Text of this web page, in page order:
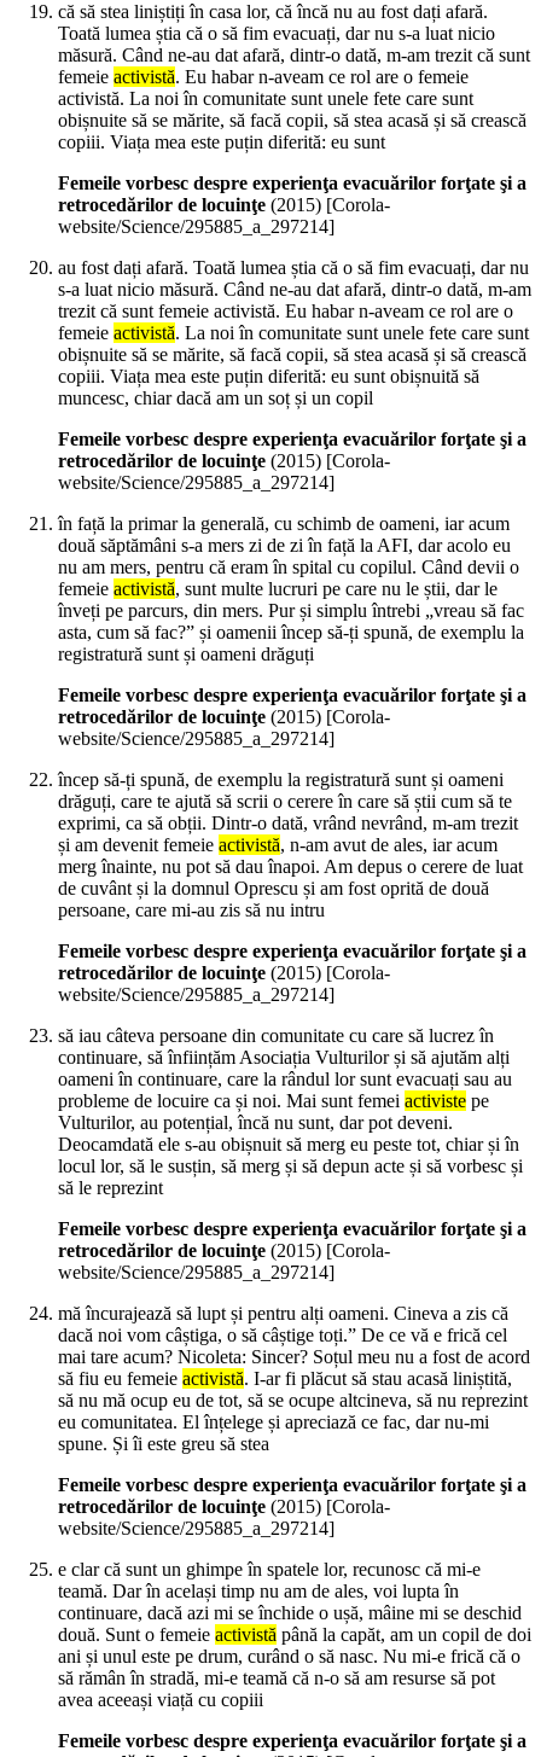
că să stea liniștiți în casa lor, că încă nu au fost dați afară.
Toată lumea știa că o să fim evacuați, dar nu s-a luat nicio
măsură. Când ne-au dat afară, dintr-o dată, m-am trezit că sunt
femeie activistă. Eu habar n-aveam ce rol are o femeie
activistă. La noi în comunitate sunt unele fete care sunt
obișnuite să se mărite, să facă copii, să stea acasă și să crească
copiii. Viața mea este puțin diferită: eu sunt
Femeile vorbesc despre experienţa evacuărilor forţate şi a
retrocedărilor de locuinţe (2015) [Corola-
website/Science/295885_a_297214]
au fost dați afară. Toată lumea știa că o să fim evacuați, dar nu
s-a luat nicio măsură. Când ne-au dat afară, dintr-o dată, m-am
trezit că sunt femeie activistă. Eu habar n-aveam ce rol are o
femeie activistă. La noi în comunitate sunt unele fete care sunt
obișnuite să se mărite, să facă copii, să stea acasă și să crească
copiii. Viața mea este puțin diferită: eu sunt obișnuită să
muncesc, chiar dacă am un soț și un copil
Femeile vorbesc despre experienţa evacuărilor forţate şi a
retrocedărilor de locuinţe (2015) [Corola-
website/Science/295885_a_297214]
în față la primar la generală, cu schimb de oameni, iar acum
două săptămâni s-a mers zi de zi în față la AFI, dar acolo eu
nu am mers, pentru că eram în spital cu copilul. Când devii o
femeie activistă, sunt multe lucruri pe care nu le știi, dar le
înveți pe parcurs, din mers. Pur și simplu întrebi „vreau să fac
asta, cum să fac?” și oamenii încep să-ți spună, de exemplu la
registratură sunt și oameni drăguți
Femeile vorbesc despre experienţa evacuărilor forţate şi a
retrocedărilor de locuinţe (2015) [Corola-
website/Science/295885_a_297214]
încep să-ți spună, de exemplu la registratură sunt și oameni
drăguți, care te ajută să scrii o cerere în care să știi cum să te
exprimi, ca să obții. Dintr-o dată, vrând nevrând, m-am trezit
și am devenit femeie activistă, n-am avut de ales, iar acum
merg înainte, nu pot să dau înapoi. Am depus o cerere de luat
de cuvânt și la domnul Oprescu și am fost oprită de două
persoane, care mi-au zis să nu intru
Femeile vorbesc despre experienţa evacuărilor forţate şi a
retrocedărilor de locuinţe (2015) [Corola-
website/Science/295885_a_297214]
să iau câteva persoane din comunitate cu care să lucrez în
continuare, să înființăm Asociația Vulturilor și să ajutăm alți
oameni în continuare, care la rândul lor sunt evacuați sau au
probleme de locuire ca și noi. Mai sunt femei activiste pe
Vulturilor, au potențial, încă nu sunt, dar pot deveni.
Deocamdată ele s-au obișnuit să merg eu peste tot, chiar și în
locul lor, să le susțin, să merg și să depun acte și să vorbesc și
să le reprezint
Femeile vorbesc despre experienţa evacuărilor forţate şi a
retrocedărilor de locuinţe (2015) [Corola-
website/Science/295885_a_297214]
mă încurajează să lupt și pentru alți oameni. Cineva a zis că
dacă noi vom câștiga, o să câștige toți.” De ce vă e frică cel
mai tare acum? Nicoleta: Sincer? Soțul meu nu a fost de acord
să fiu eu femeie activistă. I-ar fi plăcut să stau acasă liniștită,
să nu mă ocup eu de tot, să se ocupe altcineva, să nu reprezint
eu comunitatea. El înțelege și apreciază ce fac, dar nu-mi
spune. Și îi este greu să stea
Femeile vorbesc despre experienţa evacuărilor forţate şi a
retrocedărilor de locuinţe (2015) [Corola-
website/Science/295885_a_297214]
e clar că sunt un ghimpe în spatele lor, recunosc că mi-e
teamă. Dar în același timp nu am de ales, voi lupta în
continuare, dacă azi mi se închide o ușă, mâine mi se deschid
două. Sunt o femeie activistă până la capăt, am un copil de doi
ani și unul este pe drum, curând o să nasc. Nu mi-e frică că o
să rămân în stradă, mi-e teamă că n-o să am resurse să pot
avea aceeași viață cu copiii
Femeile vorbesc despre experienţa evacuărilor forţate şi a